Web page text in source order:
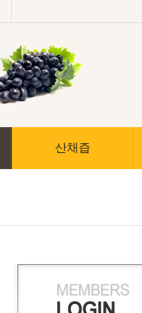
산채즙